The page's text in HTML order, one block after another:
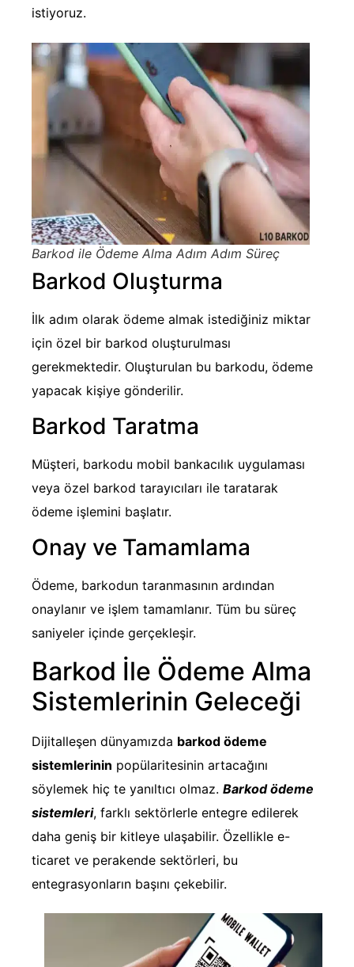
istiyoruz.
Barkod ile Ödeme Alma Adım Adım Süreç
Barkod Oluşturma
İlk adım olarak ödeme almak istediğiniz miktar
için özel bir barkod oluşturulması
gerekmektedir. Oluşturulan bu barkodu, ödeme
yapacak kişiye gönderilir.
Barkod Taratma
Müşteri, barkodu mobil bankacılık uygulaması
veya özel barkod tarayıcıları ile taratarak
ödeme işlemini başlatır.
Onay ve Tamamlama
Ödeme, barkodun taranmasının ardından
onaylanır ve işlem tamamlanır. Tüm bu süreç
saniyeler içinde gerçekleşir.
Barkod İle Ödeme Alma
Sistemlerinin Geleceği
Dijitalleşen dünyamızda barkod ödeme
sistemlerinin popülaritesinin artacağını
söylemek hiç te yanıltıcı olmaz. Barkod ödeme
sistemleri, farklı sektörlerle entegre edilerek
daha geniş bir kitleye ulaşabilir. Özellikle e-
ticaret ve perakende sektörleri, bu
entegrasyonların başını çekebilir.